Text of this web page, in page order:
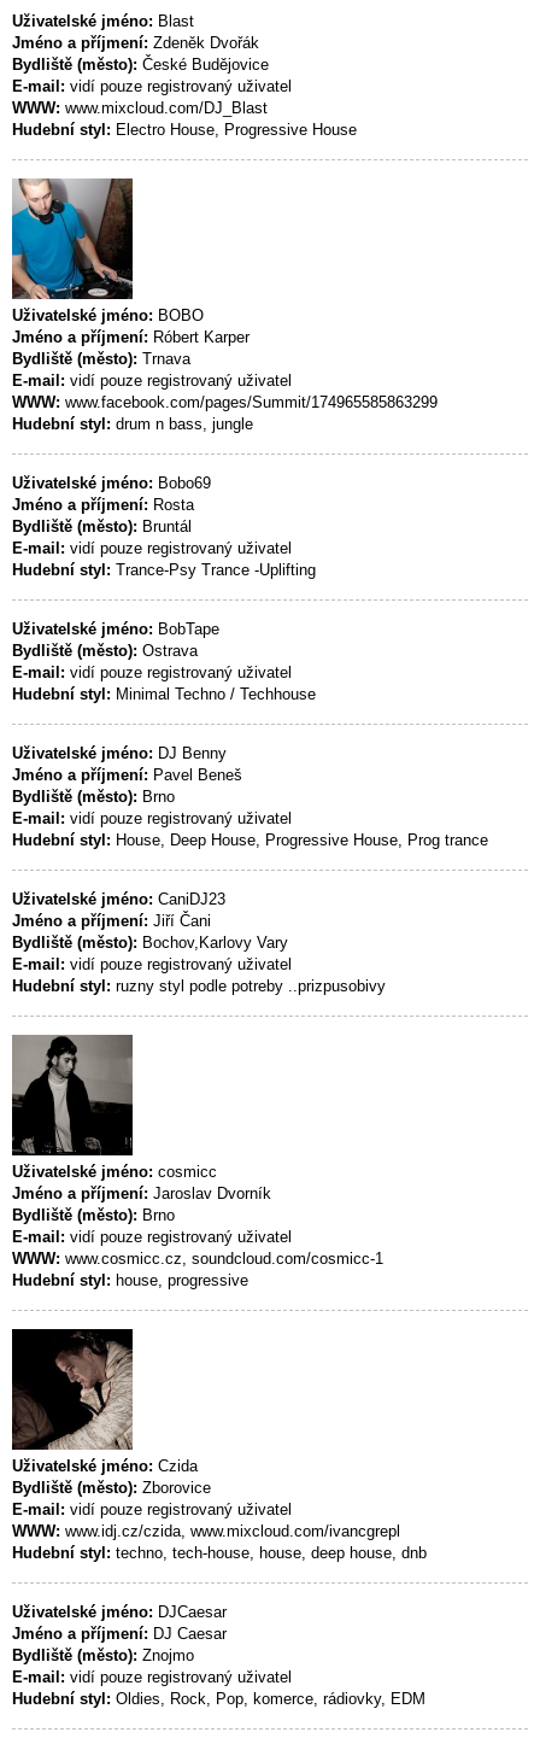
Uživatelské jméno: Blast
Jméno a příjmení: Zdeněk Dvořák
Bydliště (město): České Budějovice
E-mail: vidí pouze registrovaný uživatel
WWW: www.mixcloud.com/DJ_Blast
Hudební styl: Electro House, Progressive House
Uživatelské jméno: BOBO
Jméno a příjmení: Róbert Karper
Bydliště (město): Trnava
E-mail: vidí pouze registrovaný uživatel
WWW: www.facebook.com/pages/Summit/174965585863299
Hudební styl: drum n bass, jungle
Uživatelské jméno: Bobo69
Jméno a příjmení: Rosta
Bydliště (město): Bruntál
E-mail: vidí pouze registrovaný uživatel
Hudební styl: Trance-Psy Trance -Uplifting
Uživatelské jméno: BobTape
Bydliště (město): Ostrava
E-mail: vidí pouze registrovaný uživatel
Hudební styl: Minimal Techno / Techhouse
Uživatelské jméno: DJ Benny
Jméno a příjmení: Pavel Beneš
Bydliště (město): Brno
E-mail: vidí pouze registrovaný uživatel
Hudební styl: House, Deep House, Progressive House, Prog trance
Uživatelské jméno: CaniDJ23
Jméno a příjmení: Jiří Čani
Bydliště (město): Bochov,Karlovy Vary
E-mail: vidí pouze registrovaný uživatel
Hudební styl: ruzny styl podle potreby ..prizpusobivy
Uživatelské jméno: cosmicc
Jméno a příjmení: Jaroslav Dvorník
Bydliště (město): Brno
E-mail: vidí pouze registrovaný uživatel
WWW: www.cosmicc.cz, soundcloud.com/cosmicc-1
Hudební styl: house, progressive
Uživatelské jméno: Czida
Bydliště (město): Zborovice
E-mail: vidí pouze registrovaný uživatel
WWW: www.idj.cz/czida, www.mixcloud.com/ivancgrepl
Hudební styl: techno, tech-house, house, deep house, dnb
Uživatelské jméno: DJCaesar
Jméno a příjmení: DJ Caesar
Bydliště (město): Znojmo
E-mail: vidí pouze registrovaný uživatel
Hudební styl: Oldies, Rock, Pop, komerce, rádiovky, EDM